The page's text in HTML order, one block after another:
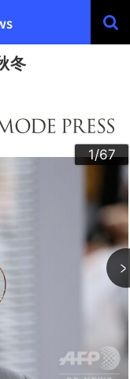
冬
1/67
2/67
3/67
4/67
5/67
6/67
7/67
8/67
9/67
10/67
11/67
12/67
13/67
14/67
15/67
16/67
17/67
18/67
19/67
20/67
21/67
22/67
23/67
24/67
25/67
26/67
27/67
28/67
29/67
30/67
31/67
32/67
33/67
34/67
35/67
36/67
37/67
38/67
39/67
40/67
41/67
42/67
43/67
44/67
45/67
46/67
47/67
48/67
49/67
50/67
51/67
52/67
53/67
54/67
55/67
56/67
57/67
58/67
59/67
60/67
61/67
62/67
63/67
64/67
65/67
66/67
67/67